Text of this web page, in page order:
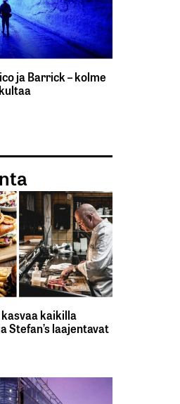
ja Barrick – kolme
kaikilla
Stefan’s laajentavat